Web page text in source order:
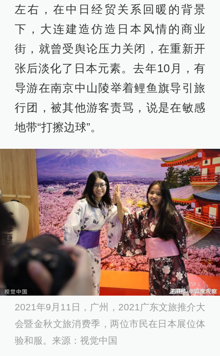
左右，在中日经贸关系回暖的背景
下，大连建造仿造日本风情的商业
街，就曾受舆论压力关闭，在重新开
张后淡化了日本元素。去年10月，有
导游在南京中山陵举着鲤鱼旗导引旅
行团，被其他游客责骂，说是在敏感
地带“打擦边球”。
2021年9月11日，广州，2021广东文旅推介大
会暨金秋文旅消费季，两位市民在日本展位体
验和服。来源：视觉中国